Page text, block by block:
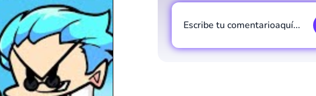
Escribe tu comentarioaquí...